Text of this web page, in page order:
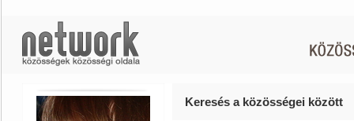
Keresés a közösségei között